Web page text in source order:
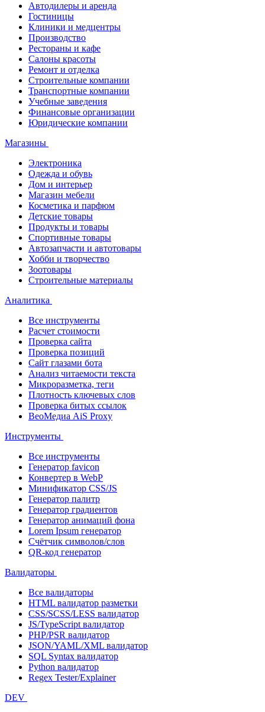
Автодилеры и аренда
Гостиницы
Клиники и медцентры
Производство
Рестораны и кафе
Салоны красоты
Ремонт и отделка
Строительные компании
Транспортные компании
Учебные заведения
Финансовые организации
Юридические компании
Магазины
Электроника
Одежда и обувь
Дом и интерьер
Магазин мебели
Косметика и парфюм
Детские товары
Продукты и товары
Спортивные товары
Автозапчасти и автотовары
Хобби и творчество
Зоотовары
Строительные материалы
Аналитика
Все инструменты
Расчет стоимости
Проверка сайта
Проверка позиций
Сайт глазами бота
Анализ читаемости текста
Микроразметка, теги
Плотность ключевых слов
Проверка битых ссылок
ВеоМедиа AiS Proxy
Инструменты
Все инструменты
Генератор favicon
Конвертер в WebP
Минификатор CSS/JS
Генератор палитр
Генератор градиентов
Генератор анимаций фона
Lorem Ipsum генератор
Счётчик символов/слов
QR-код генератор
Валидаторы
Все валидаторы
HTML валидатор разметки
CSS/SCSS/LESS валидатор
JS/TypeScript валидатор
PHP/PSR валидатор
JSON/YAML/XML валидатор
SQL Syntax валидатор
Python валидатор
Regex Tester/Explainer
DEV